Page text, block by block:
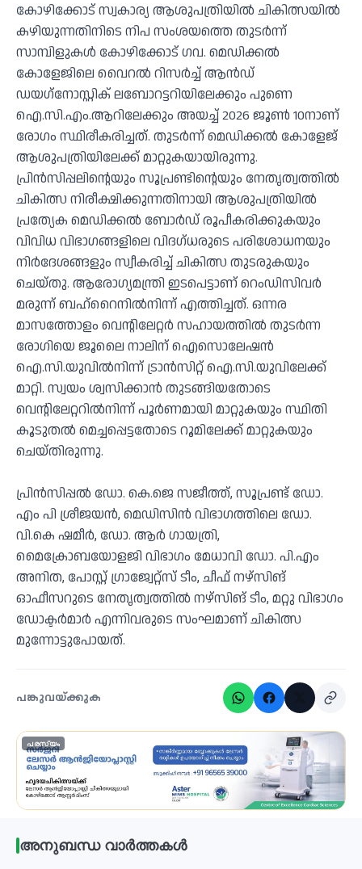
കോഴിക്കോട് സ്വകാര്യ ആശുപത്രിയില്‍ ചികിത്സയില്‍
കഴിയുന്നതിനിടെ നിപ സംശയത്തെ തുടര്‍ന്ന്
സാമ്പിളുകള്‍ കോഴിക്കോട് ഗവ. മെഡിക്കല്‍
കോളേജിലെ വൈറല്‍ റിസര്‍ച്ച് ആന്‍ഡ്
ഡയഗ്‌നോസ്റ്റിക് ലബോറട്ടറിയിലേക്കും പുണെ
ഐ.സി.എം.ആറിലേക്കും അയച്ച് 2026 ജൂണ്‍ 10നാണ്
രോഗം സ്ഥിരീകരിച്ചത്. തുടര്‍ന്ന് മെഡിക്കല്‍ കോളേജ്
ആശുപത്രിയിലേക്ക് മാറ്റുകയായിരുന്നു.
പ്രിന്‍സിപ്പലിന്റെയും സൂപ്രണ്ടിന്റെയും നേതൃത്വത്തില്‍
ചികിത്സ നിരീക്ഷിക്കുന്നതിനായി ആശുപത്രിയില്‍
പ്രത്യേക മെഡിക്കല്‍ ബോര്‍ഡ് രൂപീകരിക്കുകയും
വിവിധ വിഭാഗങ്ങളിലെ വിദഗ്ധരുടെ പരിശോധനയും
നിര്‍ദേശങ്ങളും സ്വീകരിച്ച് ചികിത്സ തുടരുകയും
ചെയ്തു. ആരോഗ്യമന്ത്രി ഇടപെട്ടാണ് റെംഡിസിവര്‍
മരുന്ന് ബഹ്‌റൈനില്‍നിന്ന് എത്തിച്ചത്. ഒന്നര
മാസത്തോളം വെന്റിലേറ്റര്‍ സഹായത്തില്‍ തുടര്‍ന്ന
രോഗിയെ ജൂലൈ നാലിന് ഐസൊലേഷന്‍
ഐ.സി.യുവില്‍നിന്ന് ട്രാന്‍സിറ്റ് ഐ.സി.യുവിലേക്ക്
മാറ്റി. സ്വയം ശ്വസിക്കാന്‍ തുടങ്ങിയതോടെ
വെന്റിലേറ്ററില്‍നിന്ന് പൂര്‍ണമായി മാറ്റുകയും സ്ഥിതി
കൂടുതല്‍ മെച്ചപ്പെട്ടതോടെ റൂമിലേക്ക് മാറ്റുകയും
ചെയ്തിരുന്നു.
പ്രിന്‍സിപ്പല്‍ ഡോ. കെ.ജെ സജീത്ത്, സൂപ്രണ്ട് ഡോ.
എം പി ശ്രീജയന്‍, മെഡിസിന്‍ വിഭാഗത്തിലെ ഡോ.
വി.കെ ഷമീര്‍, ഡോ. ആര്‍ ഗായത്രി,
മൈക്രോബയോളജി വിഭാഗം മേധാവി ഡോ. പി.എം
അനിത, പോസ്റ്റ് ഗ്രാജ്വേറ്റ്‌സ് ടീം, ചീഫ് നഴ്‌സിങ്
ഓഫീസറുടെ നേതൃത്വത്തില്‍ നഴ്‌സിങ് ടീം, മറ്റു വിഭാഗം
ഡോക്ടര്‍മാര്‍ എന്നിവരുടെ സംഘമാണ് ചികിത്സ
മുന്നോട്ടുപോയത്.
പങ്കുവയ്ക്കുക
പരസ്യം
അനുബന്ധ വാർത്തകൾ